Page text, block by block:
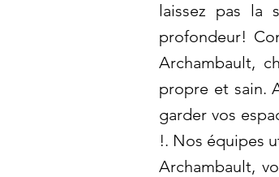
laissez pas la
profondeur!
Archambault,
propre et sain.
garder vos
!. Nos équipes
Archambault,